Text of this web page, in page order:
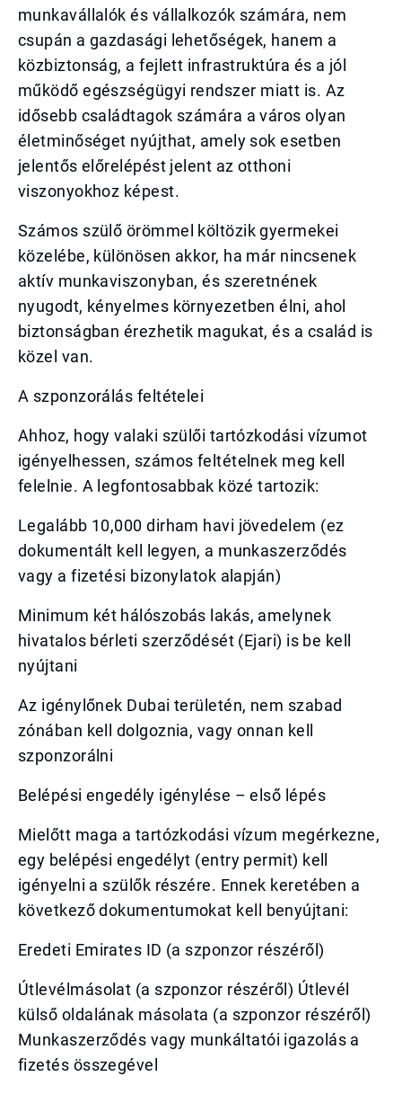
munkavállalók és vállalkozók számára, nem
csupán a gazdasági lehetőségek, hanem a
közbiztonság, a fejlett infrastruktúra és a jól
működő egészségügyi rendszer miatt is. Az
idősebb családtagok számára a város olyan
életminőséget nyújthat, amely sok esetben
jelentős előrelépést jelent az otthoni
viszonyokhoz képest.
Számos szülő örömmel költözik gyermekei
közelébe, különösen akkor, ha már nincsenek
aktív munkaviszonyban, és szeretnének
nyugodt, kényelmes környezetben élni, ahol
biztonságban érezhetik magukat, és a család is
közel van.
A szponzorálás feltételei
Ahhoz, hogy valaki szülői tartózkodási vízumot
igényelhessen, számos feltételnek meg kell
felelnie. A legfontosabbak közé tartozik:
Legalább 10,000 dirham havi jövedelem (ez
dokumentált kell legyen, a munkaszerződés
vagy a fizetési bizonylatok alapján)
Minimum két hálószobás lakás, amelynek
hivatalos bérleti szerződését (Ejari) is be kell
nyújtani
Az igénylőnek Dubai területén, nem szabad
zónában kell dolgoznia, vagy onnan kell
szponzorálni
Belépési engedély igénylése – első lépés
Mielőtt maga a tartózkodási vízum megérkezne,
egy belépési engedélyt (entry permit) kell
igényelni a szülők részére. Ennek keretében a
következő dokumentumokat kell benyújtani:
Eredeti Emirates ID (a szponzor részéről)
Útlevélmásolat (a szponzor részéről) Útlevél
külső oldalának másolata (a szponzor részéről)
Munkaszerződés vagy munkáltatói igazolás a
fizetés összegével